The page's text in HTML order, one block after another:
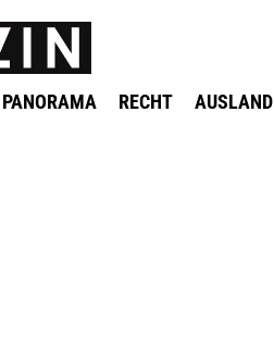
PANORAMA RECHT AUSLAND